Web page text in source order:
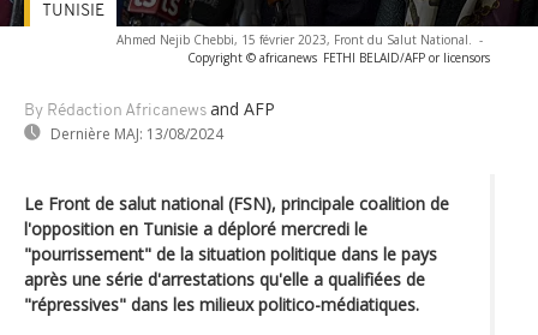
Ahmed Nejib Chebbi, 15 février 2023, Front du Salut National. -
Copyright © africanews FETHI BELAID/AFP or licensors
By Rédaction Africanews and AFP
Dernière MAJ: 13/08/2024
TUNISIE
Le Front de salut national (FSN), principale coalition de
l'opposition en Tunisie a déploré mercredi le
"pourrissement" de la situation politique dans le pays
après une série d'arrestations qu'elle a qualifiées de
"répressives" dans les milieux politico-médiatiques.